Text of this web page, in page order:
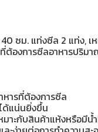
ซม. แท่งซีล 2 แท่ง, เ
ต้องการซีลอาหารปริม
ารที่ต้องการซีล
ด้แน่นยิ่งขึ้น
าะกับสินค้าแห้งหรือมีน้